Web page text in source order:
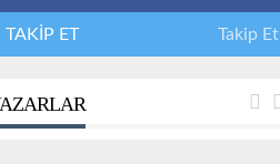
TAKİP ET Takip Et